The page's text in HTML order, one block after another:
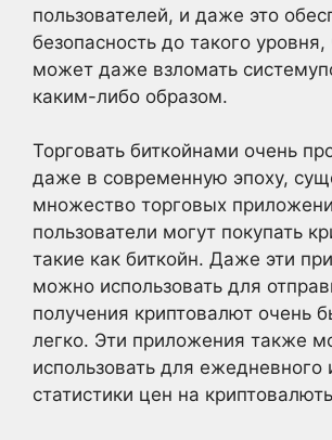
пользователей, и даже это
безопасность до такого уровня,
может даже взломать
каким-либо образом.
Торговать биткойнами очень
даже в современную эпоху,
множество торговых
пользователи могут покупать
такие как биткойн. Даже эти
можно использовать для
получения криптовалют очень
легко. Эти приложения также
использовать для ежедневного
статистики цен на